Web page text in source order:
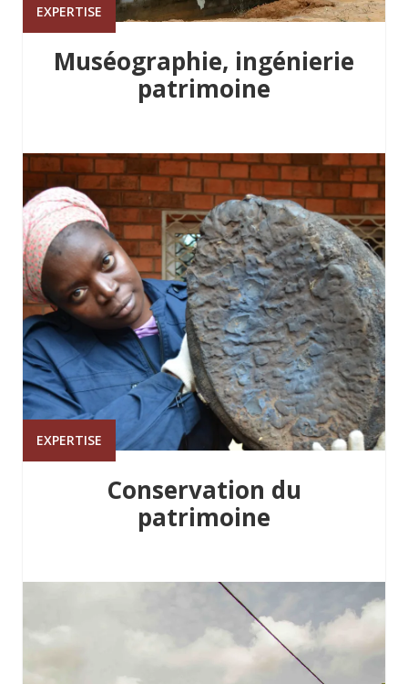
EXPERTISE
Muséographie, ingénierie
patrimoine
EXPERTISE
Conservation du
patrimoine